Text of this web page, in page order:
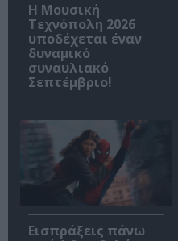
Η Μουσική
Τεχνόπολη 2026
υποδέχεται έναν
δυναμικό
συναυλιακό
Σεπτέμβριο!
Εισπράξεις πάνω